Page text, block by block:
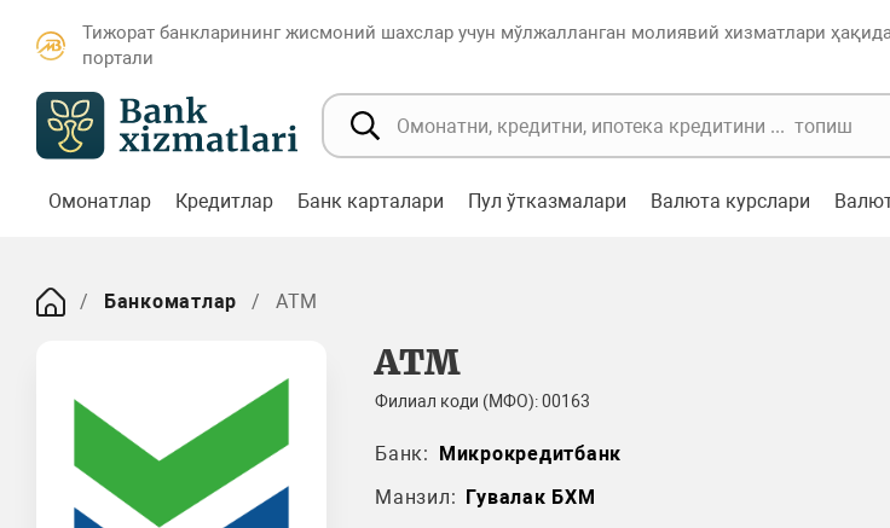
Тижорат банкларининг жисмоний шахслар учун мўлжалланган молиявий хизматлари
портали
Омонатлар Кредитлар Банк карталари Пул ўтказмалари Валюта курслари
Банкоматлар ATM
ATM
Филиал коди (МФО): 00163
Банк: Микрокредитбанк
Манзил: Гувалак БХМ